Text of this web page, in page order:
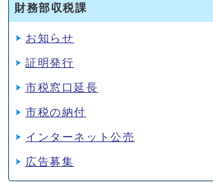
財務部収税課
お知らせ
証明発行
市税窓口延長
市税の納付
インターネット公売
広告募集